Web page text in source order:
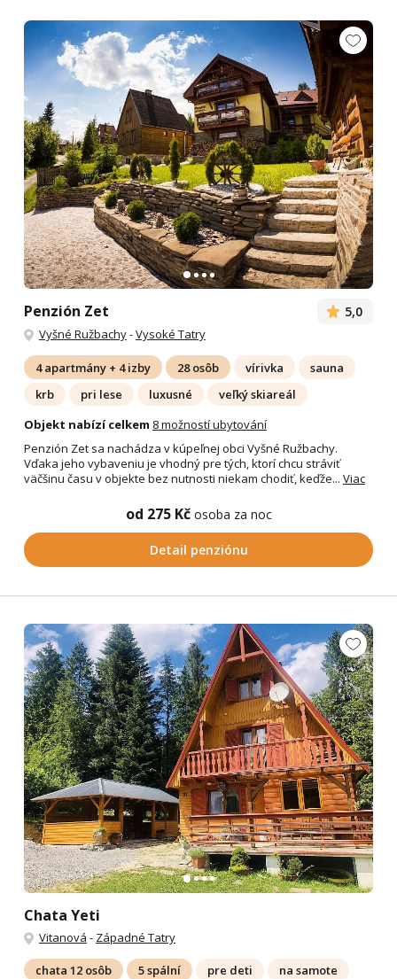
Penzión Zet 5,0
Vyšné Ružbachy-Vysoké Tatry
4 apartmány + 4 izby 28 osôb vírivka
sauna
krb
pri lese luxusné
veľký skiareál
Objekt nabízí celkem 8 možností ubytování
Penzión Zet sa nachádza v kúpeľnej obci Vyšné Ružbachy.
Vďaka jeho vybaveniu je vhodný pre tých, ktorí chcu stráviť
väčšinu času v objekte bez nutnosti niekam chodiť, keďže... Viac
od 275 Kč osoba za noc
Detail penziónu
Chata Yeti
Vitanová - Západné Tatry
chata 12 osôb 5 spální pre deti
na samote